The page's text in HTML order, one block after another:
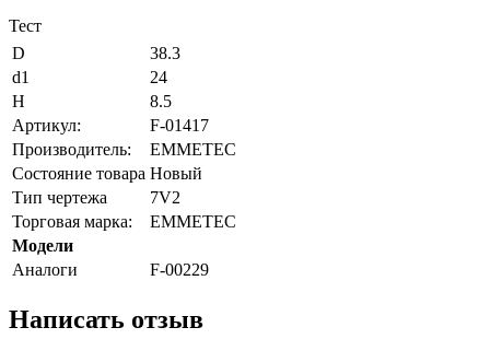
Тест
D
38.3
d1
24
H
8.5
Артикул:
F-01417
Производитель:
EMMETEC
Состояние товара Новый
Тип чертежа
7V2
Торговая марка:
EMMETEC
Модели
Аналоги
F-00229
Написать отзыв